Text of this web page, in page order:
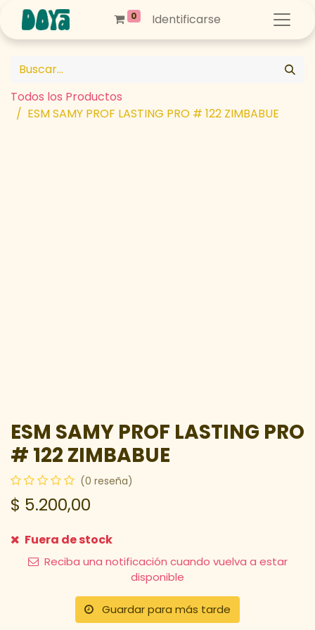
0 Identificarse
Todos los Productos
ESM SAMY PROF LASTING PRO # 122 ZIMBABUE
ESM SAMY PROF LASTING PRO
# 122 ZIMBABUE
(0 reseña)
$ 5.200,00
Fuera de stock
Reciba una notificación cuando vuelva a estar
disponible
Guardar para más tarde